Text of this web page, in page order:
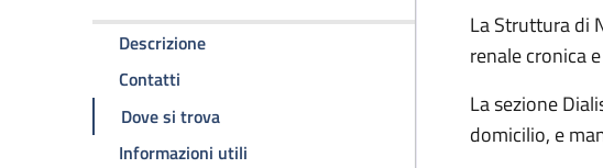
Descrizionedella pagina Ambulatorio di nefrologia e dialisi
Contatti
Dove si trovadella pagina Ambulatorio di nefrologia e dialisi
Informazioni utili della pagina Ambulatorio di nefrologia e dialisi
La Struttura di
renale cronica
La sezione
domicilio, e